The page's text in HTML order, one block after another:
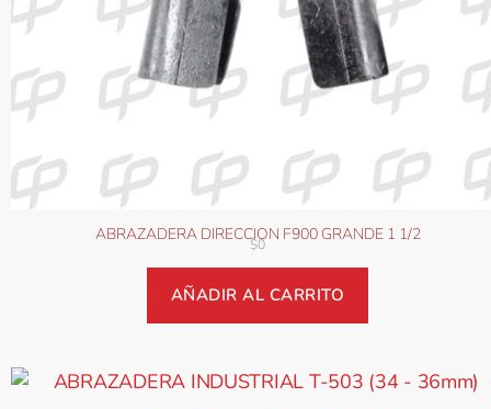
ABRAZADERA DIRECCION F900 GRANDE 1 1/2
$0
AÑADIR AL CARRITO